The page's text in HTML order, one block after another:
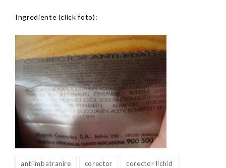
Ingrediente (click foto):
antiimbatranire corector corector lichid